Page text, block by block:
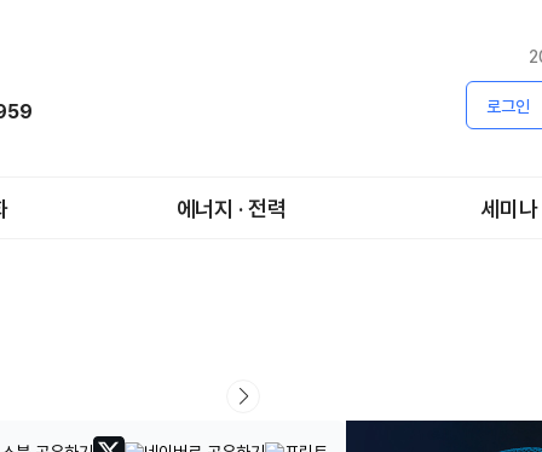
로그인
에너지 · 전력 세미나